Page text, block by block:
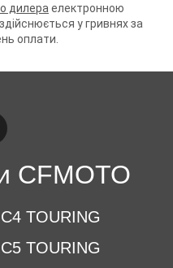
дилера електронною
у гривнях за
оплати.
CFMOTO
TOURING
TOURING